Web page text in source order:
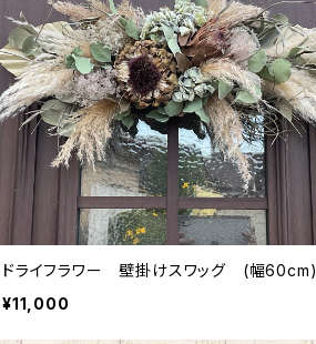
ドライフラワー 壁掛けスワッグ (幅60cm)
¥11,000